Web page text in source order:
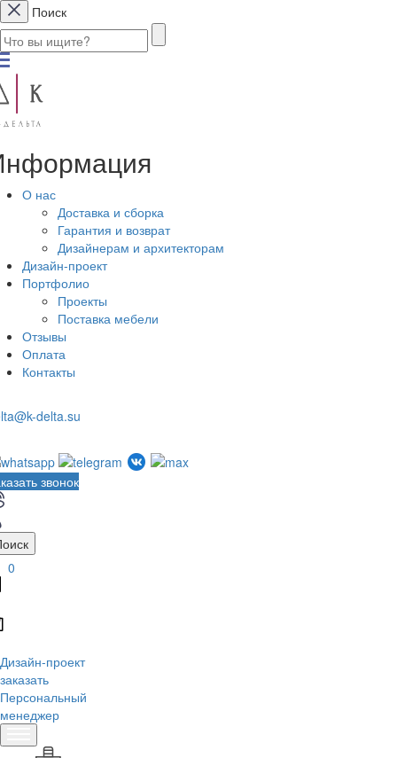
Поиск
О нас
Доставка и сборка
Гарантия и возврат
Дизайнерам и архитекторам
Дизайн-проект
Портфолио
Проекты
Поставка мебели
Отзывы
Оплата
Контакты
delta.su
звонок
0
Дизайн-проект
заказать
Персональный
менеджер